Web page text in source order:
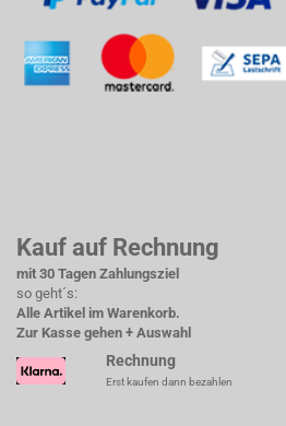
Kauf auf Rechnung
mit 30 Tagen Zahlungsziel
so geht´s:
Alle Artikel im Warenkorb.
Zur Kasse gehen + Auswahl
Rechnung
Erst kaufen dann bezahlen